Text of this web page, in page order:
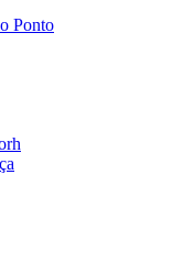
Ponto